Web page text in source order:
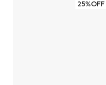
25%OFF